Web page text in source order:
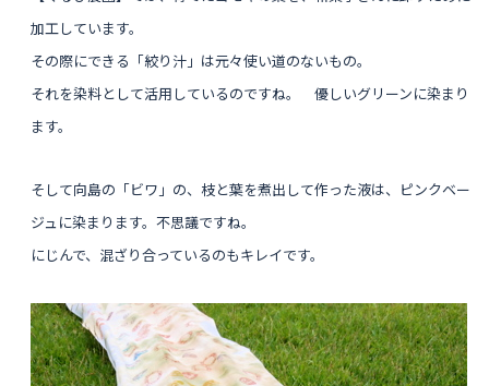
加工しています。
その際にできる「絞り汁」は元々使い道のないもの。
それを染料として活用しているのですね。 優しいグリーンに染まり
ます。
そして向島の「ビワ」の、枝と葉を煮出して作った液は、ピンクベー
ジュに染まります。不思議ですね。
にじんで、混ざり合っているのもキレイです。